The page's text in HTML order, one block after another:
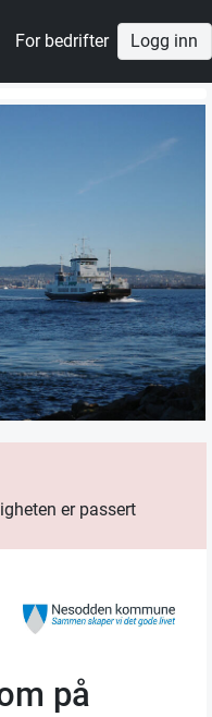
For bedrifter Logg inn
er passert
på